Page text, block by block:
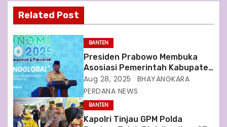
v
i
g
a
t
i
Related Post
BANTEN
Presiden Prabowo Membuka
Asosiasi Pemerintah Kabupaten
Seluruh Indonesia Otonomi Expo
Tahun 2025
Aug 28, 2025
BHAYANGKARA
PERDANA NEWS
BANTEN
Kapolri Tinjau GPM Polda